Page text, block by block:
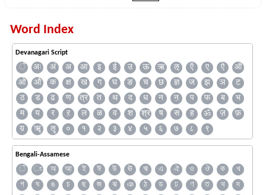
Word Index
Devanagari Script
ँ अः अं अ आ इ ई उ ऊ ऋ ऌ ऍ ए ऐ
ऑ
ओ
औ क क्ष ख ग घ ङ च छ ज्ञ ज झ ञ
ट
ठ
ड ढ ण त्र त थ द ध न ऩ प फ ब
भ
म
य र ऱ ल ळ व श श्र ष स ह ॐ ज़
फ़
य़
ॠ ॡ ० १ २ ३ ४ ५ ६ ७ ८ ९
Bengali-Assamese
ঁ ং অ আ ই ঈ উ ঊ ঋ এ ঐ ও ঔ ক
খ
গ
ঘ ঙ চ ছ জ ঝ ঞ ঠ ড ঢ ণ ত থ
দ